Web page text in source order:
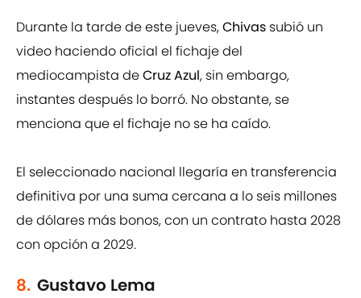
Durante la tarde de este jueves,Chivas subió un
video haciendo oficial el fichaje del
mediocampista deCruz Azul, sin embargo,
instantes después lo borró. No obstante, se
menciona que el fichaje no se ha caído.
El seleccionado nacional llegaría en transferencia
definitiva por una suma cercana a lo seis millones
de dólares más bonos, con un contrato hasta 2028
con opción a 2029.
8. Gustavo Lema